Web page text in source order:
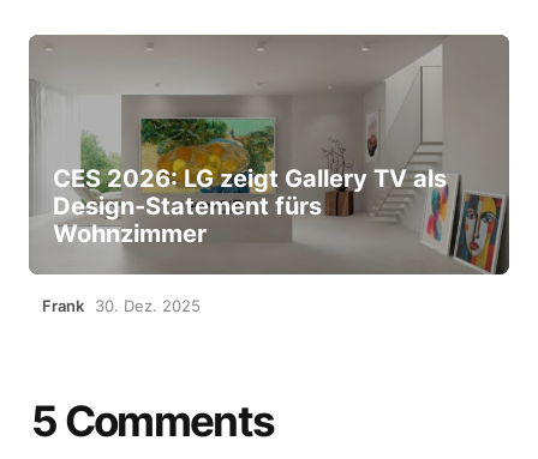
CES 2026: LG zeigt Gallery TV als
Design-Statement fürs
Wohnzimmer
Frank 30. Dez. 2025
5 Comments